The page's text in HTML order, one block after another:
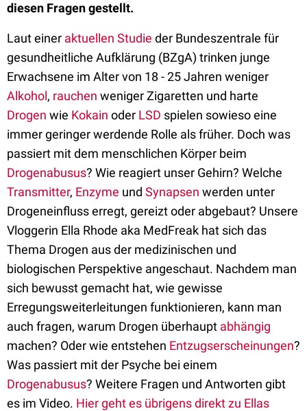
diesen Fragen gestellt.
Laut einer aktuellen Studie der Bundeszentrale für
gesundheitliche Aufklärung (BZgA) trinken junge
Erwachsene im Alter von 18 - 25 Jahren weniger
Alkohol, rauchen weniger Zigaretten und harte
Drogen wie Kokain oder LSD spielen sowieso eine
immer geringer werdende Rolle als früher. Doch was
passiert mit dem menschlichen Körper beim
Drogenabusus? Wie reagiert unser Gehirn? Welche
Transmitter, Enzyme und Synapsen werden unter
Drogeneinfluss erregt, gereizt oder abgebaut? Unsere
Vloggerin Ella Rhode aka MedFreak hat sich das
Thema Drogen aus der medizinischen und
biologischen Perspektive angeschaut. Nachdem man
sich bewusst gemacht hat, wie gewisse
Erregungsweiterleitungen funktionieren, kann man
auch fragen, warum Drogen überhaupt abhängig
machen? Oder wie entstehen Entzugserscheinungen?
Was passiert mit der Psyche bei einem
Drogenabusus? Weitere Fragen und Antworten gibt
es im Video. Hier geht es übrigens direkt zu Ellas